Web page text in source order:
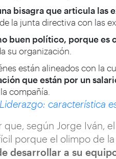
bisagra que articula las
la junta directiva con las
buen político, porque es
su organización.
están alineados con la
que están por un
compañía.
característica
según Jorge Iván,
porque el olimpo de
desarrollar a su